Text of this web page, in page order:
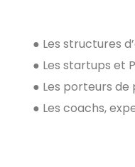
● Les structures
● Les startups et
● Les porteurs de
● Les coachs,